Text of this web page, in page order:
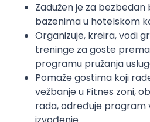
Zadužen je za
bazenima u hotelskom
Organizuje, kreira, vodi
treninge za goste
programu pružanja
Pomaže gostima koji
vežbanje u Fitnes zoni,
rada, određuje program